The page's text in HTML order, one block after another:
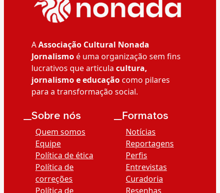
AAssociação Cultural Nonada
Jornalismoé uma organização sem fins
lucrativos que articula cultura,
jornalismo e educaçãocomo pilares
para a transformação social.
__Sobre nós
Quem somos
Equipe
Política de ética
Política de
correções
Política de
__Formatos
Notícias
Reportagens
Perfis
Entrevistas
Curadoria
Resenhas